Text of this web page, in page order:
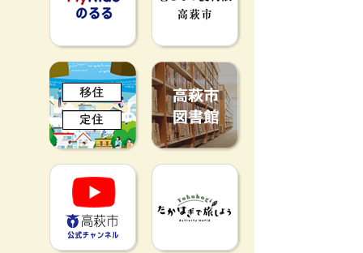
移住定住
高萩市YouTube公式チャンネル